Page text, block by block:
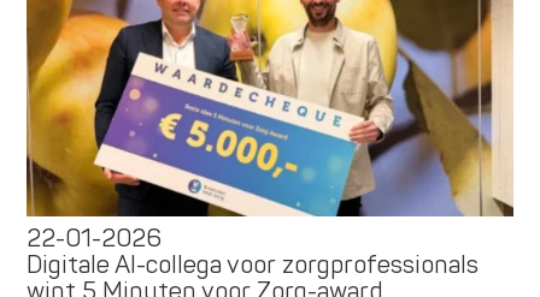
22-01-2026
Digitale AI-collega voor zorgprofessionals